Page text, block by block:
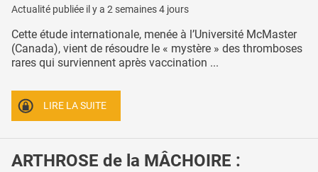
Actualité publiée il y a 2 semaines 4 jours
Cette étude internationale, menée à l’Université McMaster
(Canada), vient de résoudre le « mystère » des thromboses
rares qui surviennent après vaccination ...
LIRE LA SUITE
ARTHROSE de la MÂCHOIRE :